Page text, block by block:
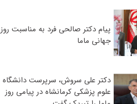
پیام دکتر صالحی فرد به مناسبت روز
جهانی ماما
دکتر علی سروش، سرپرست دانشگاه
علوم پزشکی کرمانشاه در پیامی روز